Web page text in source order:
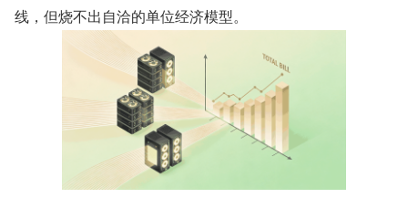
线，但烧不出自洽的单位经济模型。